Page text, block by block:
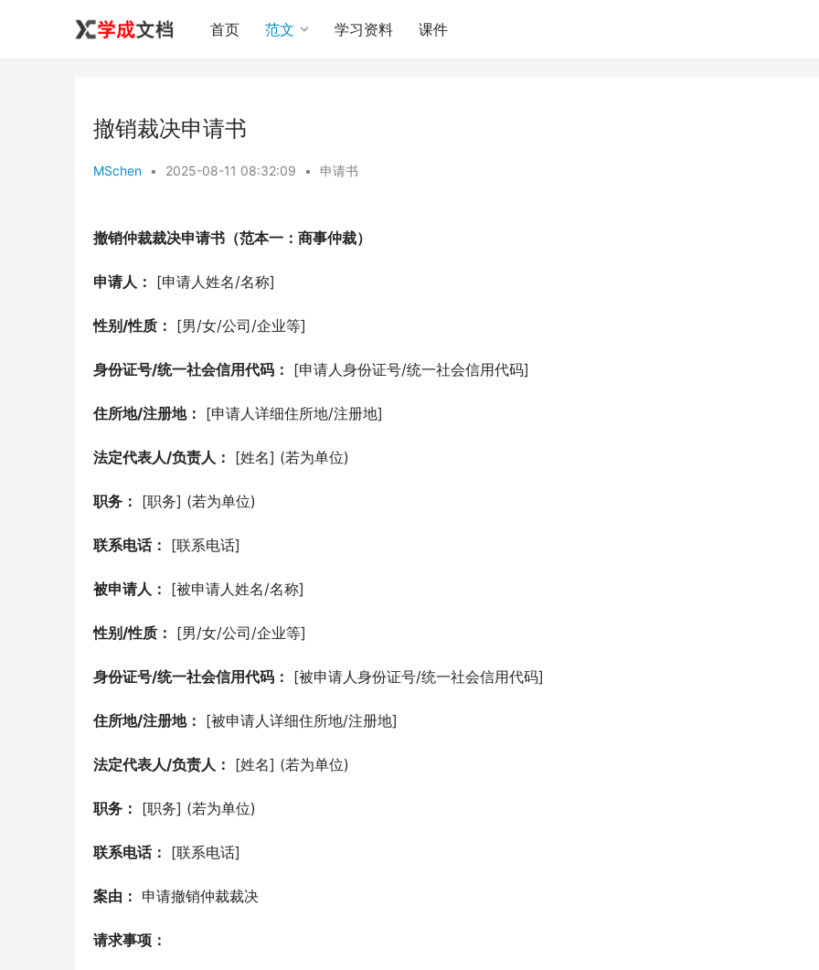
首页 范文 学习资料 课件
撤销裁决申请书
MSchen • 2025-08-11 08:32:09 • 申请书
撤销仲裁裁决申请书（范本一：商事仲裁）
申请人： [申请人姓名/名称]
性别/性质： [男/女/公司/企业等]
身份证号/统一社会信用代码： [申请人身份证号/统一社会信用代码]
住所地/注册地： [申请人详细住所地/注册地]
法定代表人/负责人： [姓名] (若为单位)
职务： [职务] (若为单位)
联系电话： [联系电话]
被申请人： [被申请人姓名/名称]
性别/性质： [男/女/公司/企业等]
身份证号/统一社会信用代码： [被申请人身份证号/统一社会信用代码]
住所地/注册地： [被申请人详细住所地/注册地]
法定代表人/负责人： [姓名] (若为单位)
职务： [职务] (若为单位)
联系电话： [联系电话]
案由： 申请撤销仲裁裁决
请求事项：